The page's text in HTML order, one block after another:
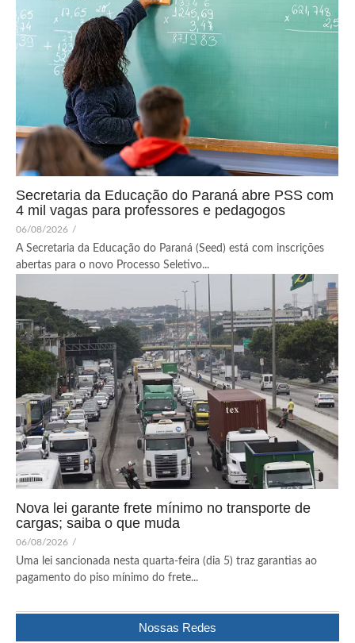
Secretaria da Educação do Paraná abre PSS com
4 mil vagas para professores e pedagogos
06/08/2026 /
A Secretaria da Educação do Paraná (Seed) está com inscrições
abertas para o novo Processo Seletivo...
Nova lei garante frete mínimo no transporte de
cargas; saiba o que muda
06/08/2026 /
Uma lei sancionada nesta quarta-feira (dia 5) traz garantias ao
pagamento do piso mínimo do frete...
Nossas Redes